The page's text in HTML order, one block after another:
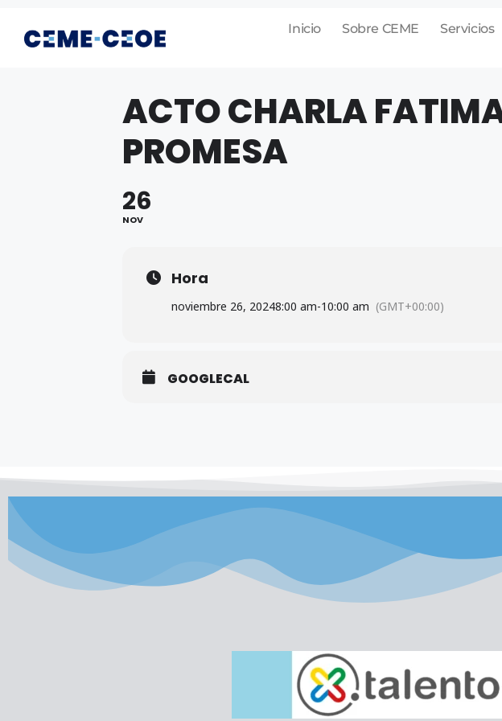
Inicio Sobre CEME Servicios
ACTO CHARLA
PROMESA
26
NOV
Hora
noviembre 26, 20248:00 am-10:00 am (GMT+00:00)
GOOGLECAL